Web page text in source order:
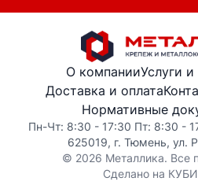
О компанииУслуги
Доставка и оплата
Нормативные
Пн-Чт: 8:30 - 17:30 Пт: 8:30 -
625019, г. Тюмень, ул.
© 2026 Металлика. Все
Сделано на